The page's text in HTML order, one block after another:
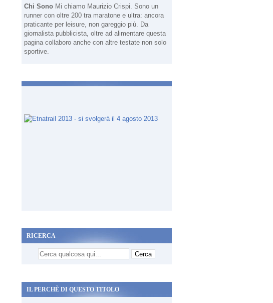
Chi Sono Mi chiamo Maurizio Crispi. Sono un
runner con oltre 200 tra maratone e ultra: ancora
praticante per leisure, non gareggio più. Da
giornalista pubblicista, oltre ad alimentare questa
pagina collaboro anche con altre testate non solo
sportive.
RICERCA
IL PERCHÈ DI QUESTO TITOLO